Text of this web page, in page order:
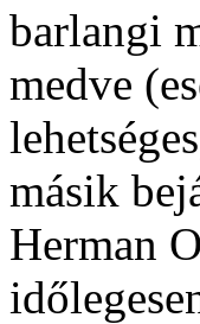
barlangi
medve
másik
Herman